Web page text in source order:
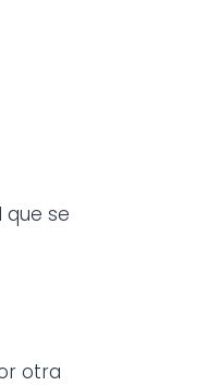
que se
otra